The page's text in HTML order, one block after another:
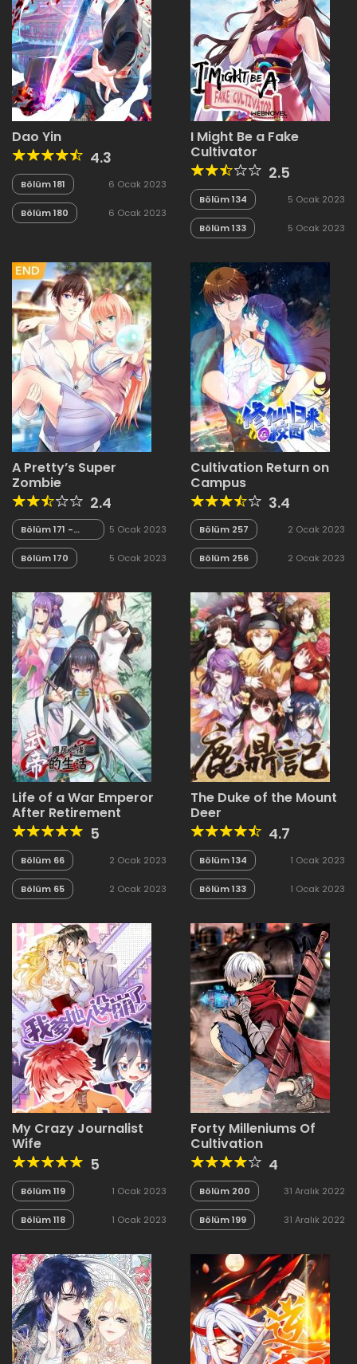
Dao Yin
4.3
Bölüm 181 6 Ocak 2023
Bölüm 180 6 Ocak 2023
I Might Be a Fake
Cultivator
2.5
Bölüm 134 5 Ocak 2023
Bölüm 133 5 Ocak 2023
A Pretty’s Super
Zombie
2.4
Bölüm 171 -
Final
5 Ocak 2023
Bölüm 170 5 Ocak 2023
Cultivation Return on
Campus
3.4
Bölüm 257 2 Ocak 2023
Bölüm 256 2 Ocak 2023
Life of a War Emperor
After Retirement
5
Bölüm 66 2 Ocak 2023
Bölüm 65 2 Ocak 2023
The Duke of the Mount
Deer
4.7
Bölüm 134 1 Ocak 2023
Bölüm 133 1 Ocak 2023
My Crazy Journalist
Wife
5
Bölüm 119 1 Ocak 2023
Bölüm 118 1 Ocak 2023
Forty Milleniums Of
Cultivation
4
Bölüm 200 31 Aralık 2022
Bölüm 199 31 Aralık 2022